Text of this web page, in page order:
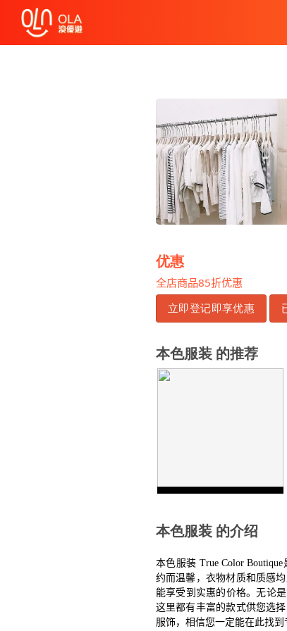
查看`我的优惠记录`
优惠
全店商品85折优惠
立即登记即享优惠
本色服装 的推荐
本色服装 的介绍
本色服装 True Color Boutique
约而温馨，衣物材质和质感
能享受到实惠的价格。无论
这里都有丰富的款式供您选
服饰，相信您一定能在此找到